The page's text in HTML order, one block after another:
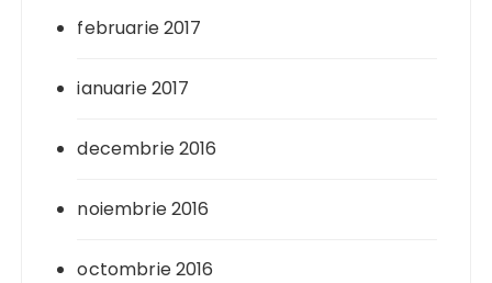
februarie 2017
ianuarie 2017
decembrie 2016
noiembrie 2016
octombrie 2016